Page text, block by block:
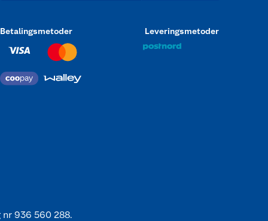
Betalingsmetoder Leveringsmetoder
nr 936 560 288.